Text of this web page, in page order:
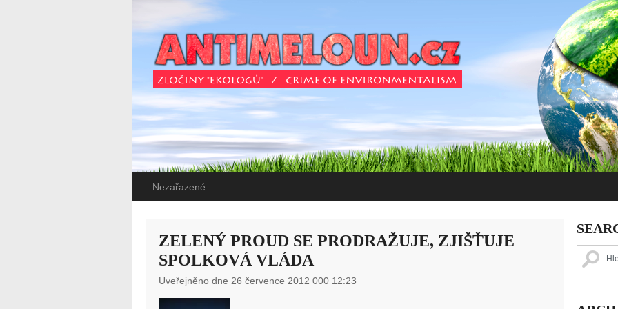
Nezařazené
ZELENÝ PROUD SE PRODRAŽUJE, ZJIŠŤUJE
SPOLKOVÁ VLÁDA
Uveřejněno dne 26 července 2012 000 12:23